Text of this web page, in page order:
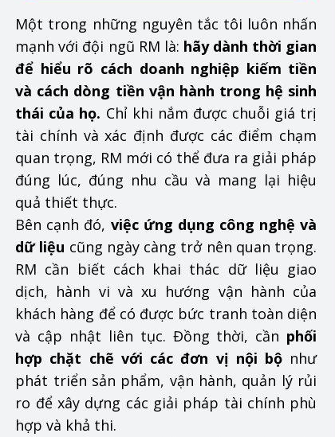
Một trong những nguyên tắc tôi luôn nhấn
mạnh với đội ngũ RM là: hãy dành thời gian
để hiểu rõ cách doanh nghiệp kiếm tiền
và cách dòng tiền vận hành trong hệ sinh
thái của họ. Chỉ khi nắm được chuỗi giá trị
tài chính và xác định được các điểm chạm
quan trọng, RM mới có thể đưa ra giải pháp
đúng lúc, đúng nhu cầu và mang lại hiệu
quả thiết thực.
Bên cạnh đó, việc ứng dụng công nghệ và
dữ liệu cũng ngày càng trở nên quan trọng.
RM cần biết cách khai thác dữ liệu giao
dịch, hành vi và xu hướng vận hành của
khách hàng để có được bức tranh toàn diện
và cập nhật liên tục. Đồng thời, cần phối
hợp chặt chẽ với các đơn vị nội bộ như
phát triển sản phẩm, vận hành, quản lý rủi
ro để xây dựng các giải pháp tài chính phù
hợp và khả thi.